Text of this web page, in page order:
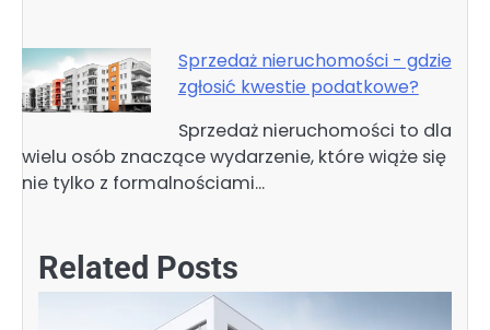
Sprzedaż nieruchomości - gdzie
zgłosić kwestie podatkowe?
Sprzedaż nieruchomości to dla
wielu osób znaczące wydarzenie, które wiąże się
nie tylko z formalnościami…
Related Posts